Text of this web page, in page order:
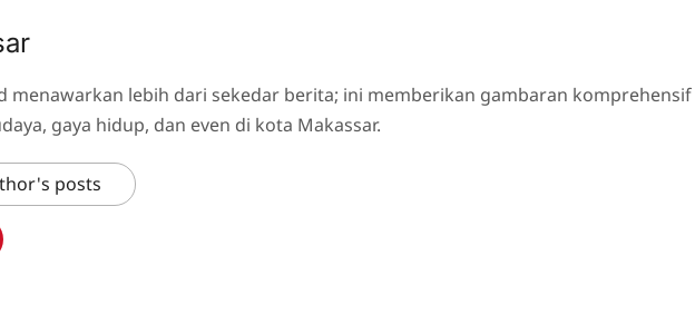
menawarkan lebih dari sekedar berita; ini memberikan gambaran komprehensif
gaya hidup, dan even di kota Makassar.
posts